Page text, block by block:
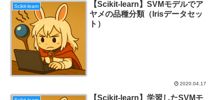
Scikit-learn
【Scikit-learn】SVMモデルでア
ヤメの品種分類（Irisデータセッ
ト）
2020.04.17
【Scikit-learn】学習したSVMモ